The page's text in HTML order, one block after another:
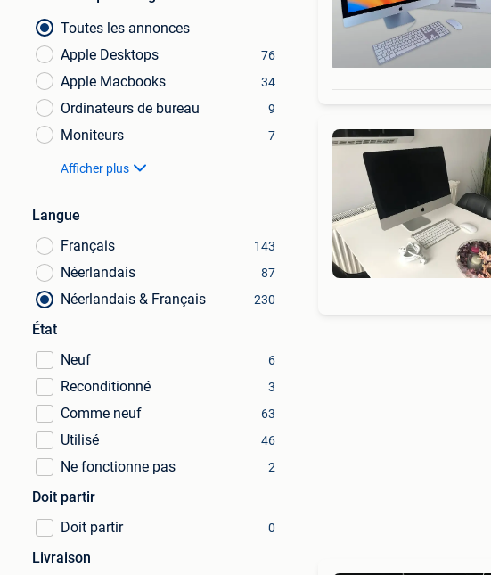
Toutes les annonces
Apple Desktops
76
Apple Macbooks 34
Ordinateurs de bureau 9
Moniteurs 7
Afficher plus
Langue
Français
143
Néerlandais 87
Néerlandais & Français 230
État
Neuf
6
Reconditionné 3
Comme neuf 63
Utilisé 46
Ne fonctionne pas 2
Doit partir
Doit partir
0
Livraison